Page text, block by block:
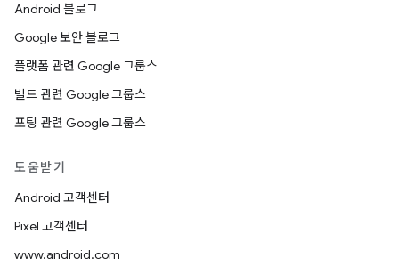
Android 블로그
Google 보안 블로그
플랫폼 관련 Google 그룹스
빌드 관련 Google 그룹스
포팅 관련 Google 그룹스
도움받기
Android 고객센터
Pixel 고객센터
www.android.com